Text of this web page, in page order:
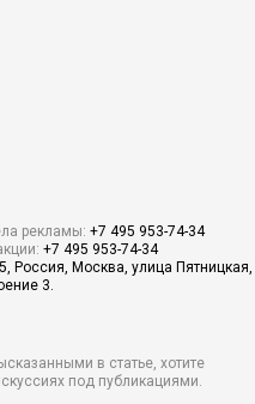
рекламы: +7 495 953-74-34
+7 495 953-74-34
Россия, Москва, улица Пятницкая,
3.
в статье, хотите
под публикациями.